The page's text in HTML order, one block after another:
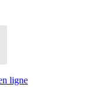
ligne